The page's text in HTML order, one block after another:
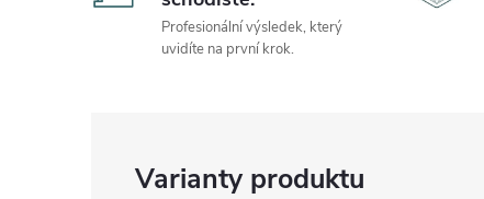
Profesionální výsledek, který
uvidíte na první krok.